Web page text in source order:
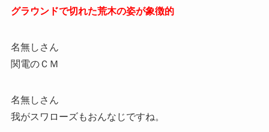
グラウンドで切れた荒木の姿が象徴的
名無しさん
関電のＣＭ
名無しさん
我がスワローズもおんなじですね。